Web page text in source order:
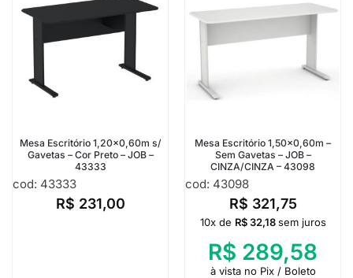
Mesa Escritório 1,20×0,60m s/
Gavetas – Cor Preto – JOB –
43333
cod: 43333
R$ 231,00
Mesa Escritório 1,50×0,60m –
Sem Gavetas – JOB –
CINZA/CINZA – 43098
cod: 43098
R$ 321,75
10x de R$32,18 sem juros
R$ 289,58
à vista no Pix / Boleto